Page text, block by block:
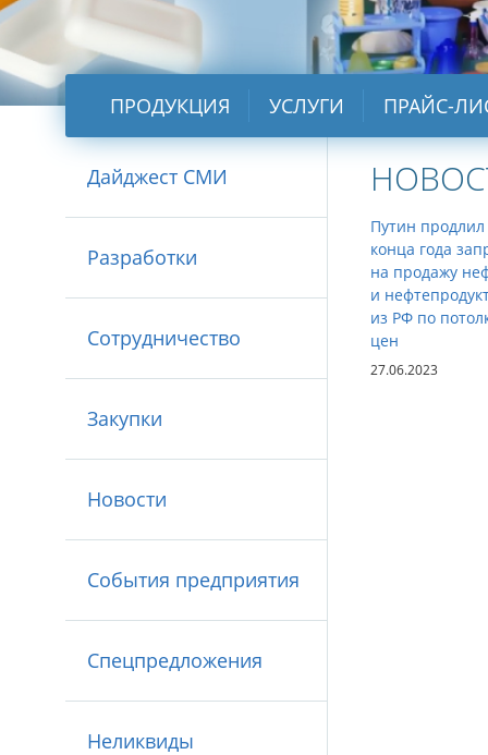
ПРОДУКЦИЯ УСЛУГИ ПРАЙС-
Дайджест СМИ
Разработки
Сотрудничество
Закупки
Новости
События предприятия
Спецпредложения
Неликвиды
Путин продлил
конца года
на продажу
и
из РФ по
цен
27.06.2023